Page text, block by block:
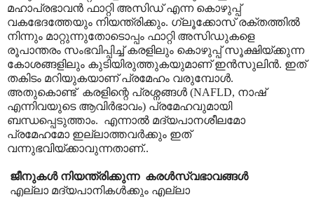
മഹാപ്രഭാവൻ ഫാറ്റി അസിഡ് എന്ന കൊഴുപ്പ്
വകഭേദത്തേയും നിയന്ത്രിക്കും. ഗ്ലൂക്കോസ് രക്തത്തിൽ
നിന്നും മാറ്റുന്നുതോടൊപ്പം ഫാറ്റി അസിഡുകളെ
രൂപാന്തരം സംഭവിപ്പിച്ച് കരളിലും കൊഴുപ്പ് സൂക്ഷിയ്ക്കുന്ന
കോശങ്ങളിലും കുടിയിരുത്തുകയുമാണ് ഇൻസുലിൻ. ഇത്
തകിടം മറിയുകയാണ് പ്രമേഹം വരുമ്പോൾ.
അതുകൊണ്ട് കരളിന്റെ പ്രശ്നങ്ങൾ (NAFLD, നാഷ്
എന്നിവയുടെ ആവിർഭാവം) പ്രമേഹവുമായി
ബന്ധപ്പെടുത്താം. എന്നാൽ മദ്യപാനശീലമോ
പ്രമേഹമോ ഇല്ലാത്തവർക്കും ഇത്
വന്നുഭവിയ്ക്കാവുന്നതാണ്..
ജീനുകൾ നിയന്ത്രിക്കുന്ന കരൾസ്വഭാവങ്ങൾ
എല്ലാ മദ്യപാനികൾക്കും എല്ലാ